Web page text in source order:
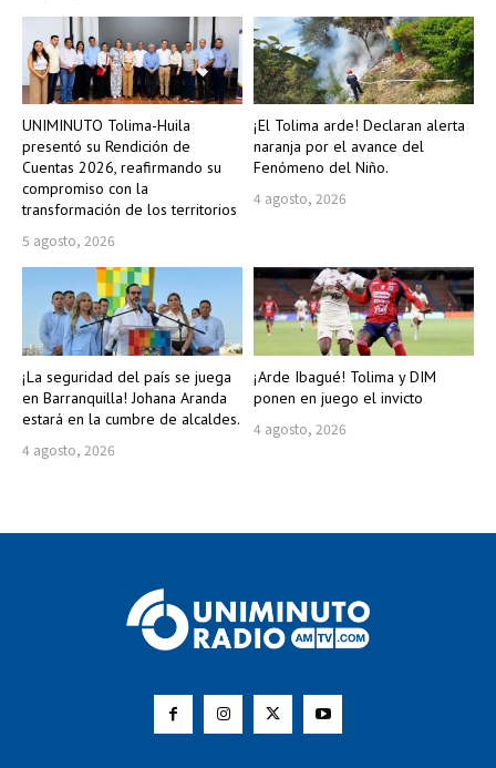
UNIMINUTO Tolima-Huila
presentó su Rendición de
Cuentas 2026, reafirmando su
compromiso con la
transformación de los territorios
5 agosto, 2026
¡El Tolima arde! Declaran alerta
naranja por el avance del
Fenómeno del Niño.
4 agosto, 2026
¡La seguridad del país se juega
en Barranquilla! Johana Aranda
estará en la cumbre de alcaldes.
4 agosto, 2026
¡Arde Ibagué! Tolima y DIM
ponen en juego el invicto
4 agosto, 2026